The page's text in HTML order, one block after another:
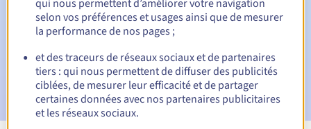
Email le jour de l'expirationpour notification de la
suspension du nom de domaine
Email après la Redemption Grace Periodpour notification
de la suppression du nom de domaine
qui nous permettent d’améliorer votre navigation
selon vos préférences et usages ainsi que de mesurer
la performance de nos pages ;
et des traceurs de réseaux sociaux et de partenaires
tiers : qui nous permettent de diffuser des publicités
ciblées, de mesurer leur efficacité et de partager
certaines données avec nos partenaires publicitaires
et les réseaux sociaux.